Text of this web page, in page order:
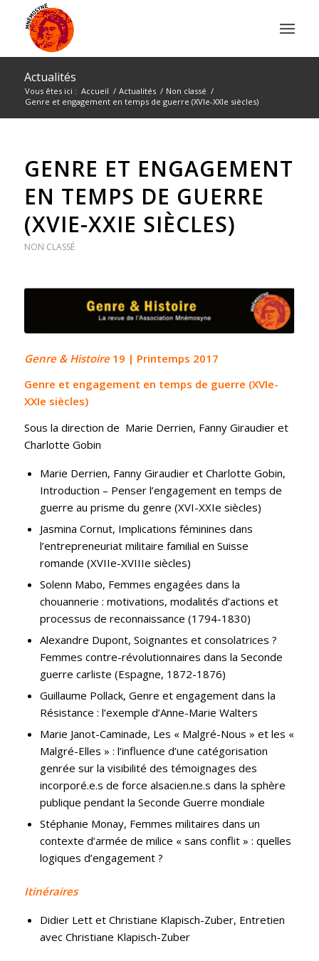
Actualités
Vous êtes ici : Accueil / Actualités / Non classé /
Genre et engagement en temps de guerre (XVIe-XXIe siècles)
GENRE ET ENGAGEMENT
EN TEMPS DE GUERRE
(XVIE-XXIE SIÈCLES)
NON CLASSÉ
Genre & Histoire 19 | Printemps 2017
Genre et engagement en temps de guerre (XVIe-
XXIe siècles)
Sous la direction de Marie Derrien, Fanny Giraudier et
Charlotte Gobin
Marie Derrien, Fanny Giraudier et Charlotte Gobin,
Introduction – Penser l’engagement en temps de
guerre au prisme du genre (XVI-XXIe siècles)
Jasmina Cornut, Implications féminines dans
l’entrepreneuriat militaire familial en Suisse
romande (XVIIe-XVIIIe siècles)
Solenn Mabo, Femmes engagées dans la
chouannerie : motivations, modalités d’actions et
processus de reconnaissance (1794-1830)
Alexandre Dupont, Soignantes et consolatrices ?
Femmes contre-révolutionnaires dans la Seconde
guerre carliste (Espagne, 1872-1876)
Guillaume Pollack, Genre et engagement dans la
Résistance : l’exemple d’Anne-Marie Walters
Marie Janot-Caminade, Les « Malgré-Nous » et les «
Malgré-Elles » : l’influence d’une catégorisation
genrée sur la visibilité des témoignages des
incorporé.e.s de force alsacien.ne.s dans la sphère
publique pendant la Seconde Guerre mondiale
Stéphanie Monay, Femmes militaires dans un
contexte d’armée de milice « sans conflit » : quelles
logiques d’engagement ?
Itinéraires
Didier Lett et Christiane Klapisch-Zuber, Entretien
avec Christiane Klapisch-Zuber